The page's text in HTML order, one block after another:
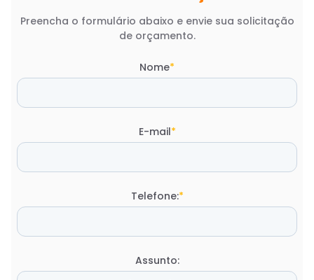
Preencha o formulário abaixo e envie sua solicitação
de orçamento.
Nome*
E-mail*
Telefone:*
Assunto: